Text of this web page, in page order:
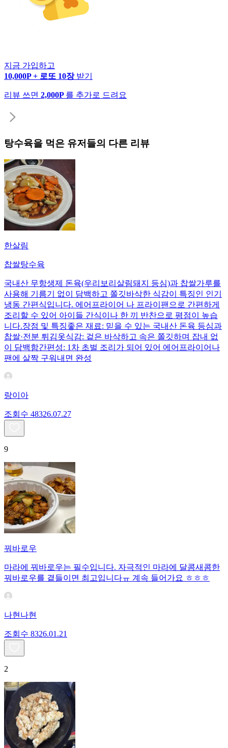
지금 가입하고
10,000P + 로또 10장 받기
리뷰 쓰면 2,000P 를 추가로 드려요
탕수육을 먹은 유저들의 다른 리뷰
한살림
찹쌀탕수육
국내산 무항생제 돈육(우리보리살림돼지 등심)과 찹쌀가루를
사용해 기름기 없이 담백하고 쫄깃바삭한 식감이 특징인 인기
냉동 간편식입니다. 에어프라이어 나 프라이팬으로 간편하게
조리할 수 있어 아이들 간식이나 한 끼 반찬으로 평점이 높습
니다.장점 및 특징좋은 재료: 믿을 수 있는 국내산 돈육 등심과
찹쌀·전분 튀김옷식감: 겉은 바삭하고 속은 쫄깃하며 잡내 없
이 담백함간편성: 1차 초벌 조리가 되어 있어 에어프라이어나
팬에 살짝 구워내면 완성
랑이아
조회수 48326.07.27
9
꿔바로우
마라에 꿔바로우는 필수입니다. 자극적인 마라에 달콤새콤한
꿔바로우를 곁들이면 최고입니다ㅠ 계속 들어가요 ㅎㅎㅎ
나현나현
조회수 8326.01.21
2